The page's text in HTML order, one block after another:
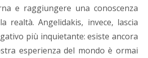
e raggiungere una conoscenza
realtà. Angelidakis, invece, lascia
più inquietante: esiste ancora
esperienza del mondo è ormai